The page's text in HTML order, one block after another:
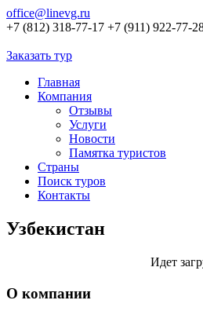
office@linevg.ru
+7 (812) 318-77-17 +7 (911) 922-77-
Заказать тур
Главная
Компания
Отзывы
Услуги
Новости
Памятка туристов
Страны
Поиск туров
Контакты
Узбекистан
Идет
О компании